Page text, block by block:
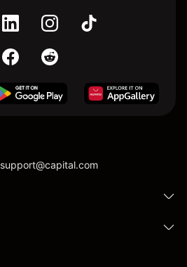
support@capital.com